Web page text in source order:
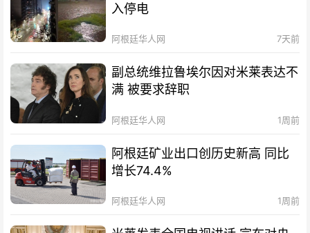
入停电
阿根廷华人网 7天前
副总统维拉鲁埃尔因对米莱表达不
满 被要求辞职
阿根廷华人网 1周前
阿根廷矿业出口创历史新高 同比
增长74.4%
阿根廷华人网 1周前